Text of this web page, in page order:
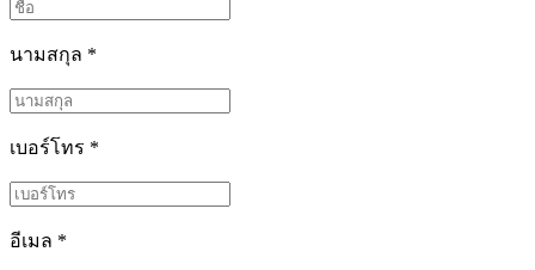
นามสกุล *
เบอร์โทร *
อีเมล *